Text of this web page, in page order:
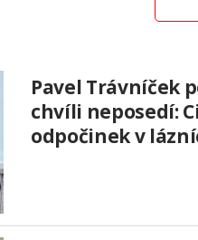
Pavel Trávníček
chvíli neposedí:
odpočinek v